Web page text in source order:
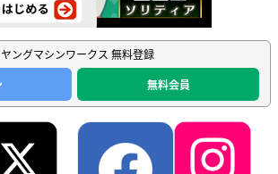
ヤングマシンワークス 無料登録
無料会員